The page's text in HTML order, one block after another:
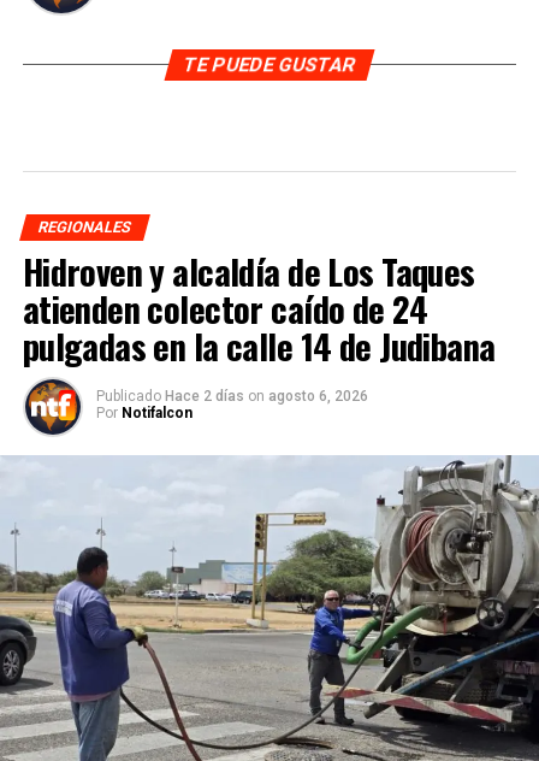
TE PUEDE GUSTAR
REGIONALES
Hidroven y alcaldía de Los Taques
atienden colector caído de 24
pulgadas en la calle 14 de Judibana
Publicado Hace 2 días on agosto 6, 2026
Por Notifalcon